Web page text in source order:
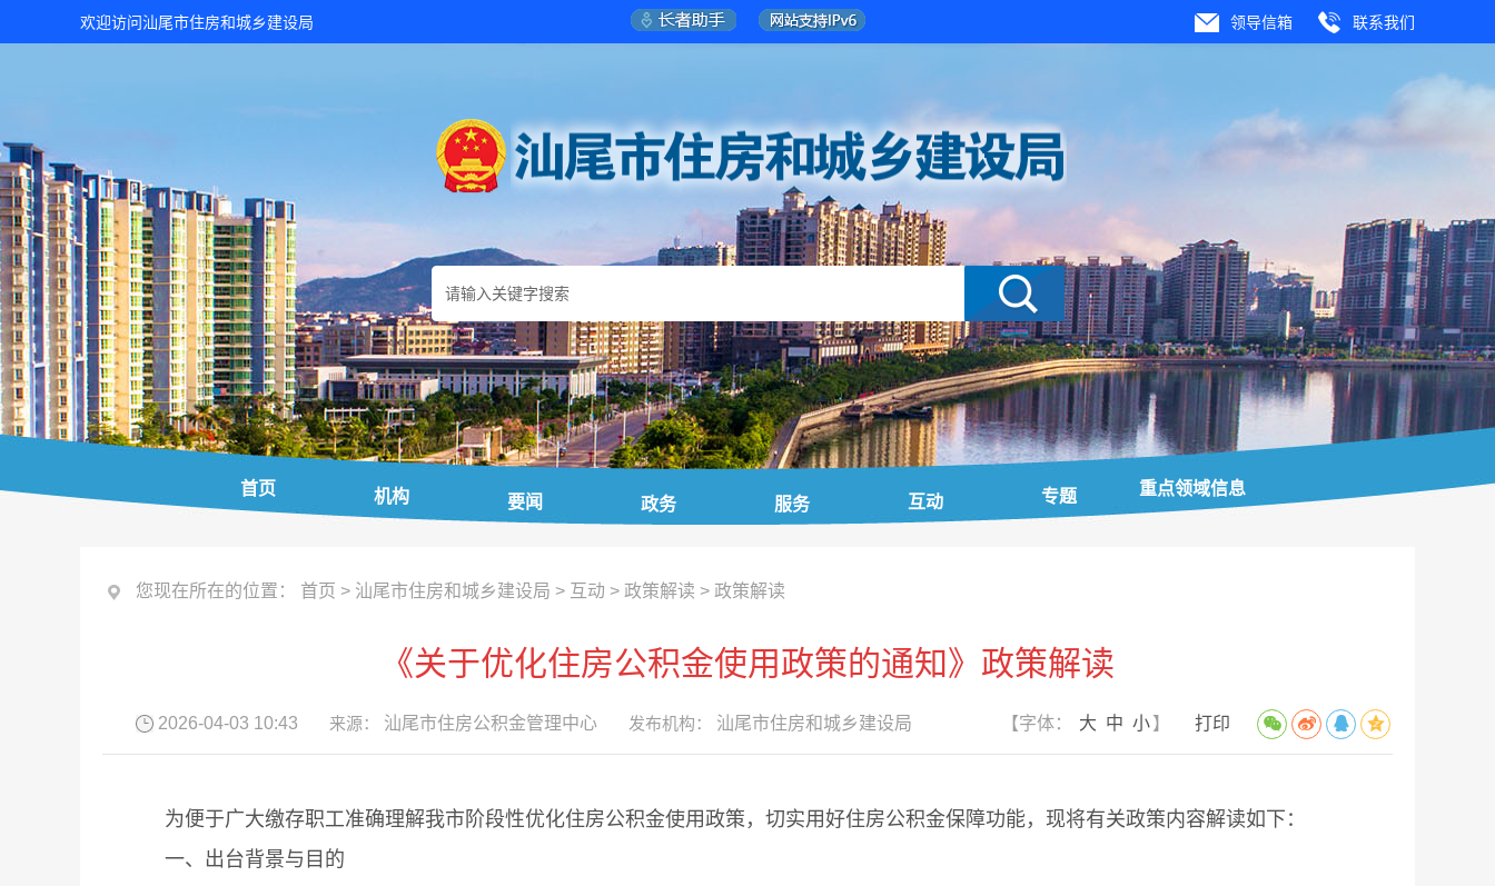
欢迎访问汕尾市住房和城乡建设局 领导信箱 联系我们
首页 机构 要闻 政务 服务 互动 专题 重点领域信息
您现在所在的位置： 首页 > 汕尾市住房和城乡建设局 > 互动 > 政策解读 > 政策解读
《关于优化住房公积金使用政策的通知》政策解读
2026-04-03 10:43 来源： 汕尾市住房公积金管理中心 发布机构： 汕尾市住房和城乡建设局 【字体： 大 中 小 】 打印
为便于广大缴存职工准确理解我市阶段性优化住房公积金使用政策，切实用好住房公积金保障功能，现将有关政策内容解读如下：
一、出台背景与目的